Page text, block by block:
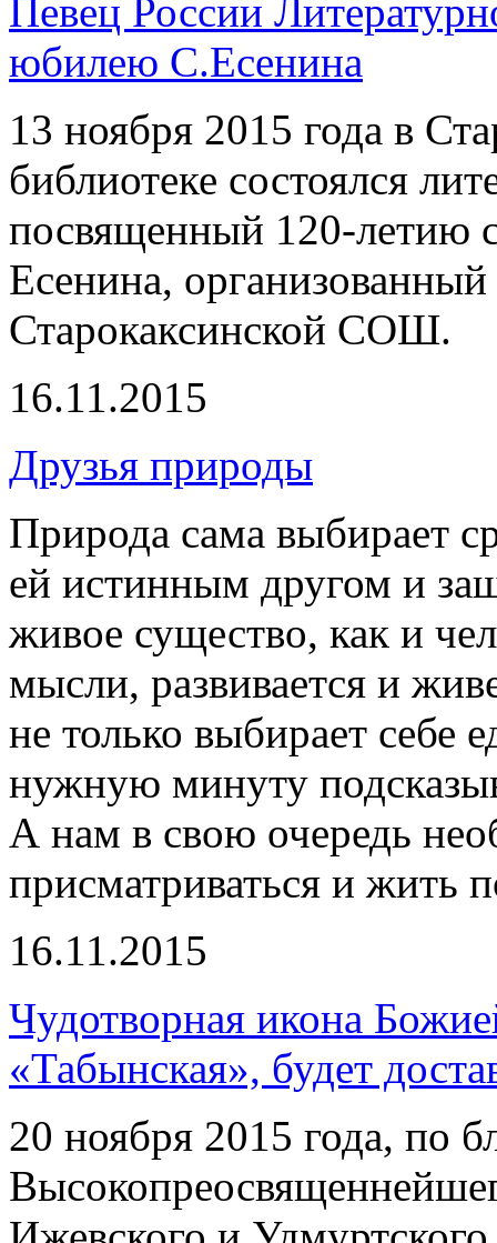
Певец России
юбилею С.Есенина
13 ноября 2015 года в
библиотеке состоялся
посвященный 120-летию
Есенина,
Старокаксинской СОШ.
16.11.2015
Друзья природы
Природа сама выбирает
ей истинным другом и
живое существо, как и
мысли, развивается и
не только выбирает
нужную минуту
А нам в свою очередь
присматриваться и жить
16.11.2015
Чудотворная икона
«Табынская», будет
20 ноября 2015 года, по